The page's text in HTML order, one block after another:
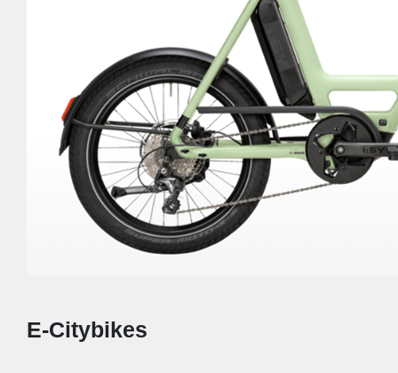
E-Citybikes